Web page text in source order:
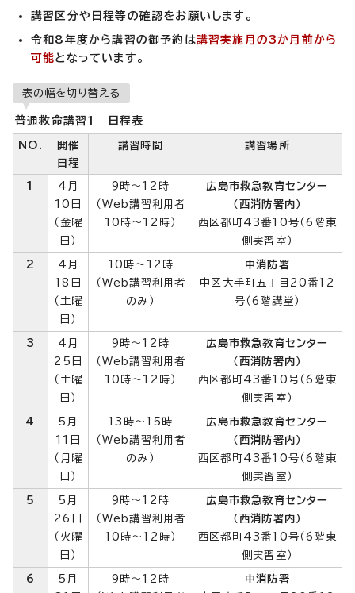
講習区分や日程等の確認をお願いします。
令和8年度から講習の御予約は講習実施月の3か月前から
可能となっています。
表の幅を切り替える
普通救命講習1 日程表
NO.
開催
日程
講習時間 講習場所
1
4月
10日
（金曜
日）
9時～12時
（Web講習利用者
10時～12時）
広島市救急教育センター
（西消防署内）
西区都町43番10号（6階東
側実習室）
2
4月
18日
（土曜
日）
10時～12時
（Web講習利用者
のみ）
中消防署
中区大手町五丁目20番12
号（6階講堂）
3
4月
25日
（土曜
日）
9時～12時
（Web講習利用者
10時～12時）
広島市救急教育センター
（西消防署内）
西区都町43番10号（6階東
側実習室）
4
5月
11日
（月曜
日）
13時～15時
（Web講習利用者
のみ）
広島市救急教育センター
（西消防署内）
西区都町43番10号（6階東
側実習室）
5
5月
26日
（火曜
日）
9時～12時
（Web講習利用者
10時～12時）
広島市救急教育センター
（西消防署内）
西区都町43番10号（6階東
側実習室）
6
5月
9時～12時
中消防署